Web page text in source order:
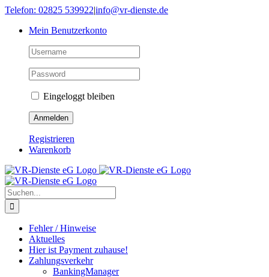
Skip
content
Telefon: 02825 539922|info@vr-dienste.de
Mein Benutzerkonto
Eingeloggt bleiben
Registrieren
Warenkorb
Suche
nach:
Fehler / Hinweise
Aktuelles
Hier ist Payment zuhause!
Zahlungsverkehr
BankingManager